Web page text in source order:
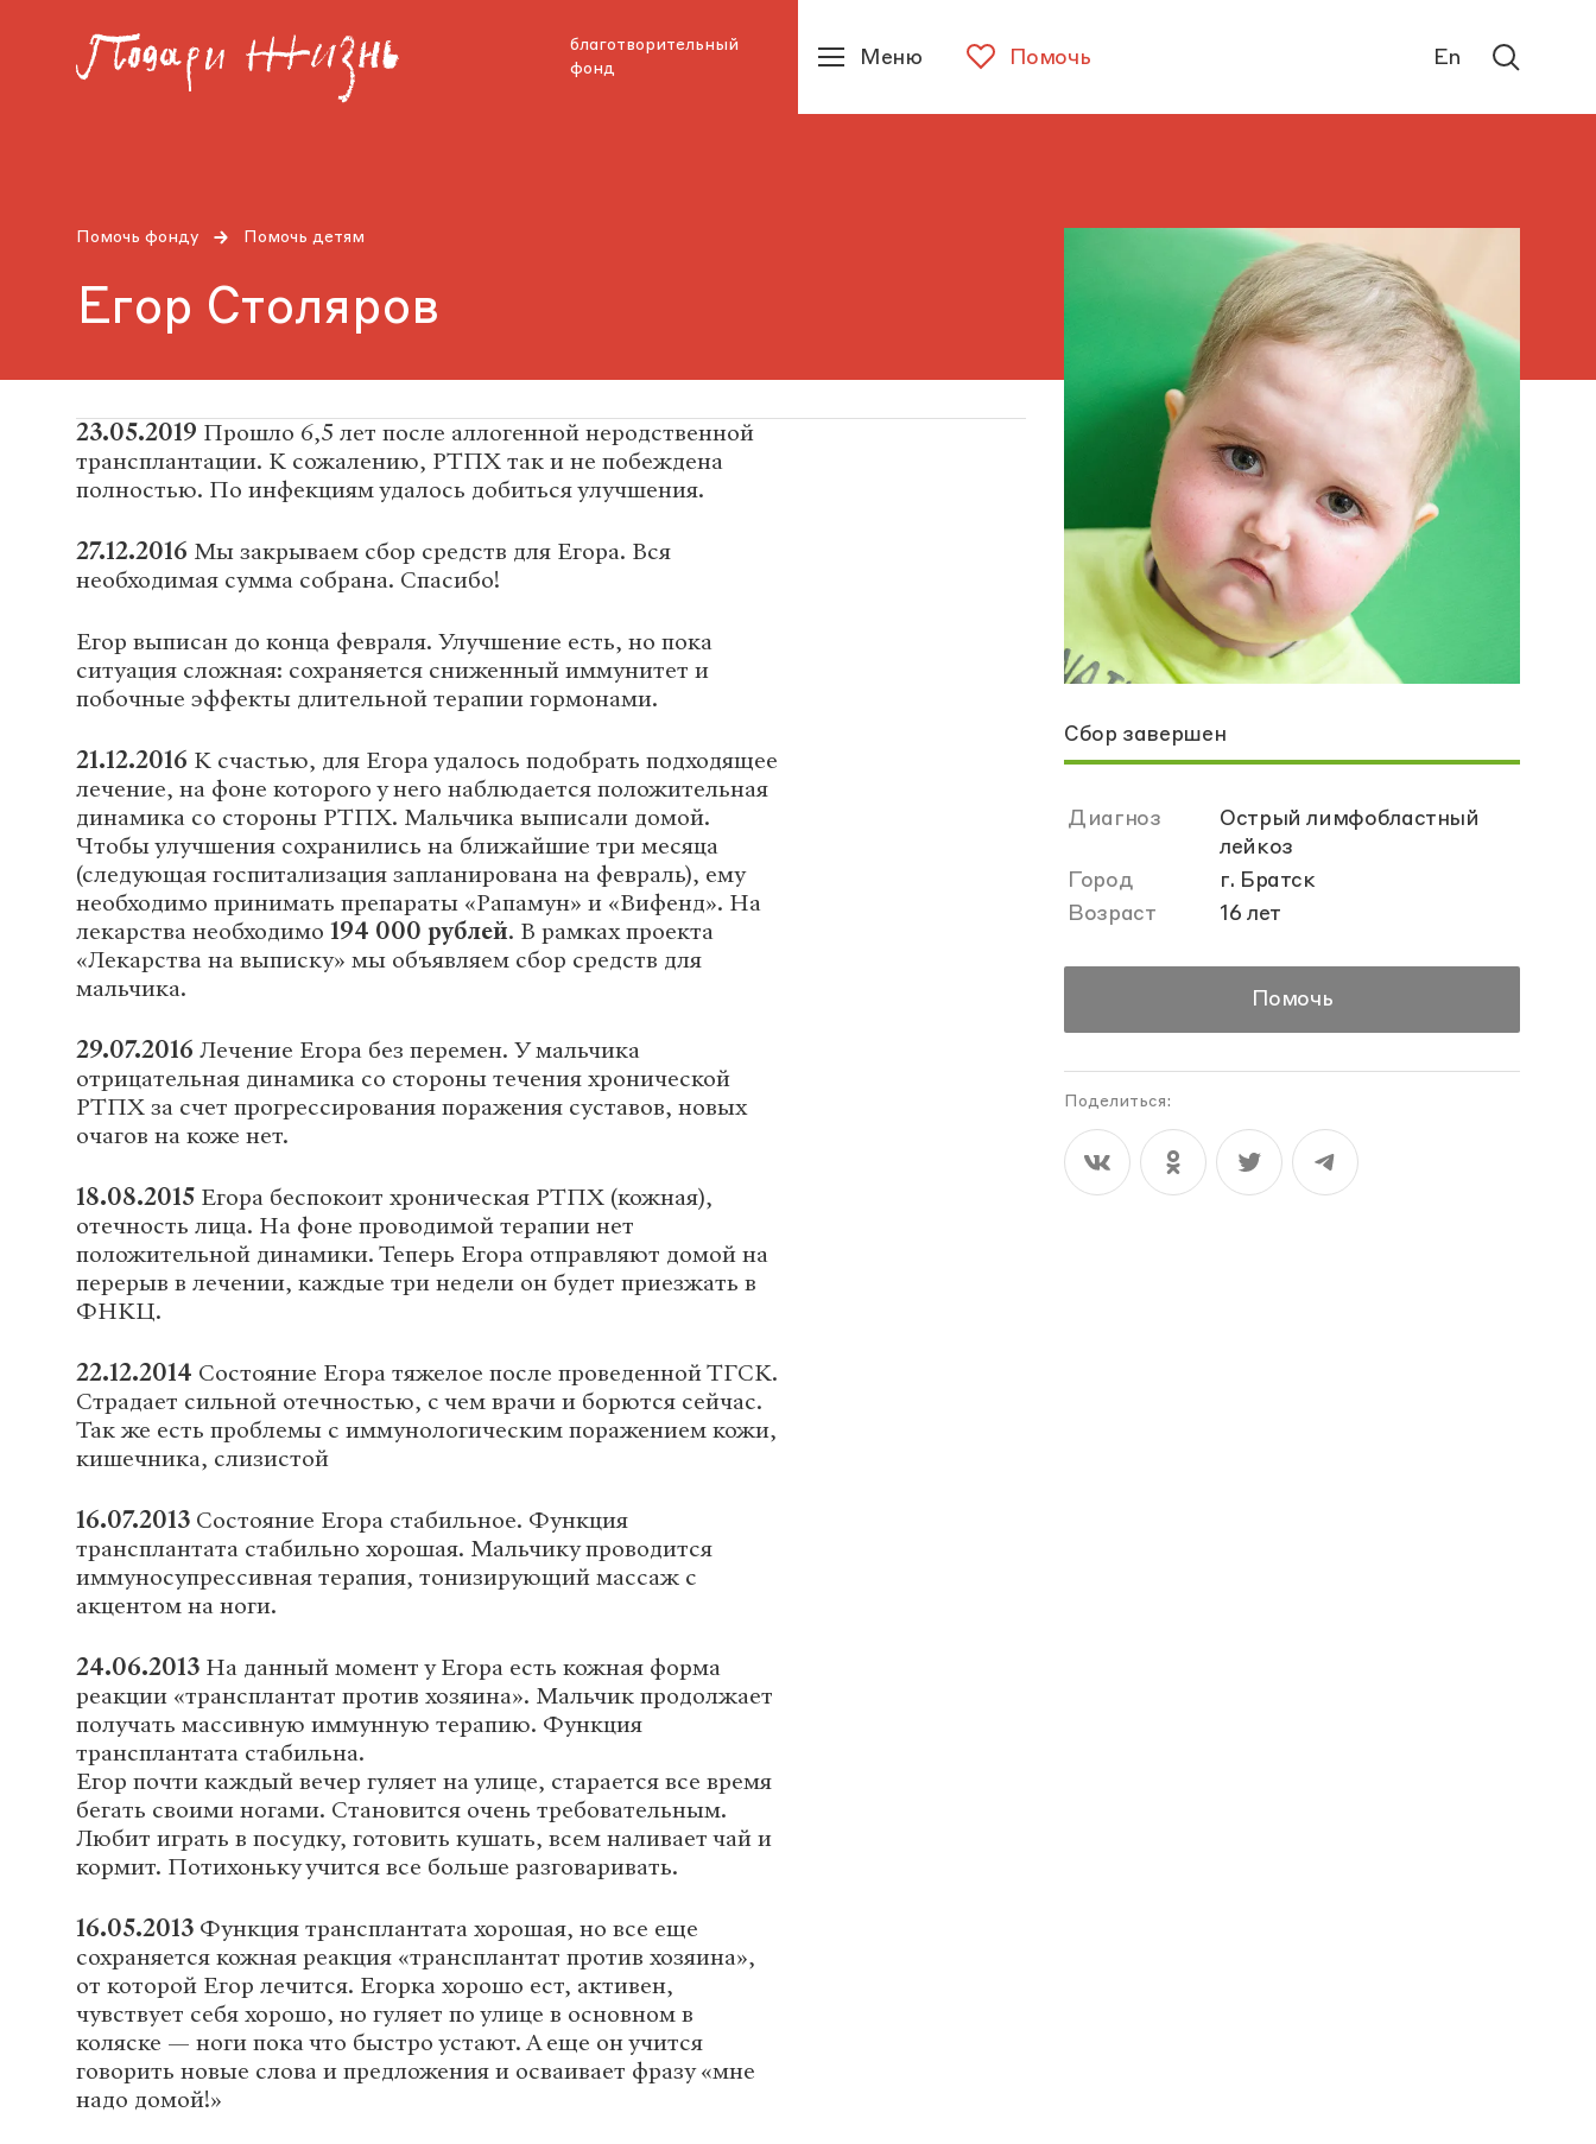
благотворительный
фонд
Помочь
Меню En
Помочь фонду Помочь детям
Егор Столяров
Помочь
Сбор завершен
Диагноз
Острый лимфобластный
лейкоз
Город
г. Братск
Возраст
16 лет
Поделиться:
23.05.2019 Прошло 6,5 лет после аллогенной неродственной
трансплантации. К сожалению, РТПХ так и не побеждена
полностью. По инфекциям удалось добиться улучшения.
27.12.2016 Мы закрываем сбор средств для Егора. Вся
необходимая сумма собрана. Спасибо!
Егор выписан до конца февраля. Улучшение есть, но пока
ситуация сложная: сохраняется сниженный иммунитет и
побочные эффекты длительной терапии гормонами.
21.12.2016 К счастью, для Егора удалось подобрать подходящее
лечение, на фоне которого у него наблюдается положительная
динамика со стороны РТПХ. Мальчика выписали домой.
Чтобы улучшения сохранились на ближайшие три месяца
(следующая госпитализация запланирована на февраль), ему
необходимо принимать препараты «Рапамун» и «Вифенд». На
лекарства необходимо 194 000 рублей. В рамках проекта
«Лекарства на выписку» мы объявляем сбор средств для
мальчика.
29.07.2016 Лечение Егора без перемен. У мальчика
отрицательная динамика со стороны течения хронической
РТПХ за счет прогрессирования поражения суставов, новых
очагов на коже нет.
18.08.2015 Егора беспокоит хроническая РТПХ (кожная),
отечность лица. На фоне проводимой терапии нет
положительной динамики. Теперь Егора отправляют домой на
перерыв в лечении, каждые три недели он будет приезжать в
ФНКЦ.
22.12.2014 Состояние Егора тяжелое после проведенной ТГСК.
Страдает сильной отечностью, с чем врачи и борются сейчас.
Так же есть проблемы с иммунологическим поражением кожи,
кишечника, слизистой
16.07.2013 Состояние Егора стабильное. Функция
трансплантата стабильно хорошая. Мальчику проводится
иммуносупрессивная терапия, тонизирующий массаж с
акцентом на ноги.
24.06.2013 На данный момент у Егора есть кожная форма
реакции «трансплантат против хозяина». Мальчик продолжает
получать массивную иммунную терапию. Функция
трансплантата стабильна.
Егор почти каждый вечер гуляет на улице, старается все время
бегать своими ногами. Становится очень требовательным.
Любит играть в посудку, готовить кушать, всем наливает чай и
кормит. Потихоньку учится все больше разговаривать.
16.05.2013 Функция трансплантата хорошая, но все еще
сохраняется кожная реакция «трансплантат против хозяина»,
от которой Егор лечится. Егорка хорошо ест, активен,
чувствует себя хорошо, но гуляет по улице в основном в
коляске — ноги пока что быстро устают. А еще он учится
говорить новые слова и предложения и осваивает фразу «мне
надо домой!»